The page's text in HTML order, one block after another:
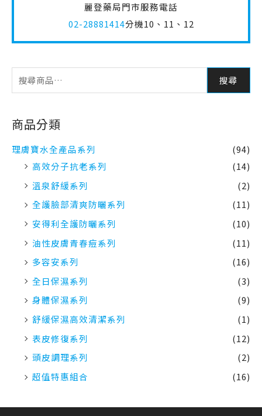
麗登藥局門市服務電話
02-28881414分機10、11、12
搜尋
商品分類
理膚寶水全產品系列
(94)
高效分子抗老系列
(14)
溫泉舒緩系列
(2)
全護臉部清爽防曬系列
(11)
安得利全護防曬系列
(10)
油性皮膚青春痘系列
(11)
多容安系列
(16)
全日保濕系列
(3)
身體保濕系列
(9)
舒緩保濕高效清潔系列
(1)
表皮修復系列
(12)
頭皮調理系列
(2)
超值特惠組合
(16)